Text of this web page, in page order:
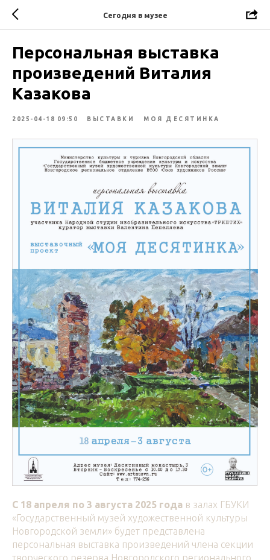
Сегодня в музее
Персональная выставка
произведений Виталия
Казакова
2025-04-18 09:50 ВЫСТАВКИ МОЯ ДЕСЯТИНКА
С 18 апреля по 3 августа 2025 года в залах ГБУКИ
«Государственный музей художественной культуры
Новгородской земли» будет представлена
персональная выставка произведений члена секции
творческого резерва Новгородского регионального